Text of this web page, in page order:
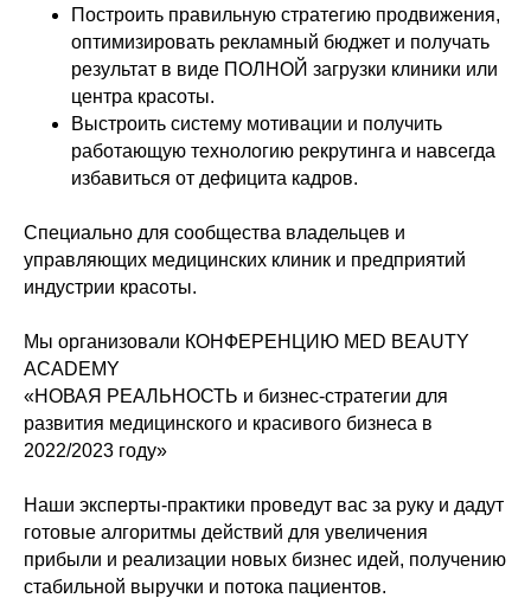
Построить правильную стратегию продвижения,
оптимизировать рекламный бюджет и получать
результат в виде ПОЛНОЙ загрузки клиники или
центра красоты.
Выстроить систему мотивации и получить
работающую технологию рекрутинга и навсегда
избавиться от дефицита кадров.
Специально для сообщества владельцев и
управляющих медицинских клиник и предприятий
индустрии красоты.
Мы организовали КОНФЕРЕНЦИЮ MED BEAUTY
ACADEMY⠀
«НОВАЯ РЕАЛЬНОСТЬ и бизнес-стратегии для
развития медицинского и красивого бизнеса в
2022/2023 году»
Наши эксперты-практики проведут вас за руку и дадут
готовые алгоритмы действий для увеличения
прибыли и реализации новых бизнес идей, получению
стабильной выручки и потока пациентов.